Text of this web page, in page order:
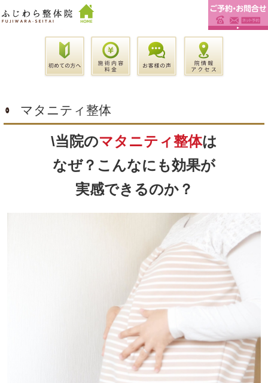
マタニティ整体
\当院のマタニティ整体は
なぜ？こんなにも効果が
実感できるのか？